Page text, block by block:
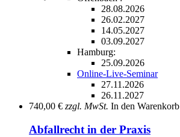
28.08.2026
26.02.2027
14.05.2027
03.09.2027
Hamburg:
25.09.2026
Online-Live-Seminar
27.11.2026
26.11.2027
740,00 € zzgl. MwSt. In den Warenkorb
Abfallrecht in der Praxis